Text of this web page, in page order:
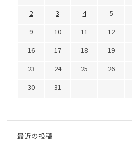
2
3 4 5
9
10 11 12
16
17 18 19
23
24 25 26
30
31
最近の投稿